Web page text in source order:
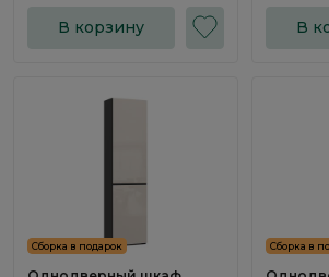
В корзину В
Сборка в подарок Сборка в